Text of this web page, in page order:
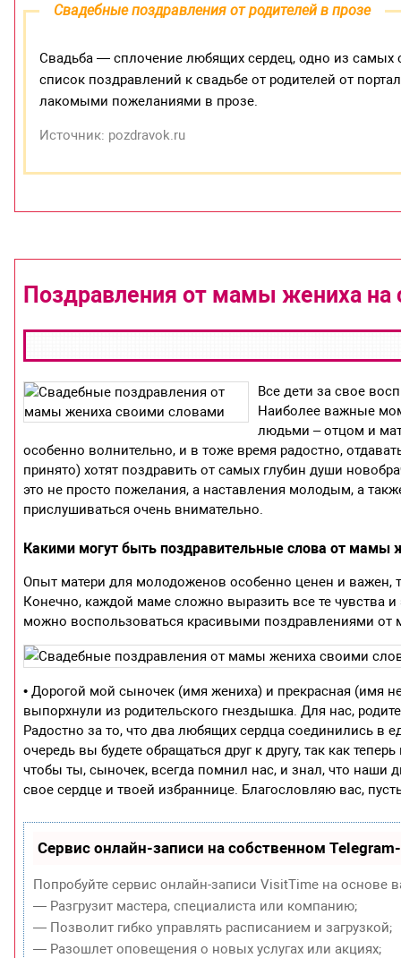
Свадебные поздравления от родителей в прозе
Свадьба — сплочение любящих сердец, одно из
список поздравлений к свадьбе от родителей от
лакомыми пожеланиями в прозе.
Источник: pozdravok.ru
Поздравления от мамы жениха на
Все дети за свое
Наиболее важные
людьми – отцом и
особенно волнительно, и в тоже время радостно,
принято) хотят поздравить от самых глубин души
это не просто пожелания, а наставления молодым, а
прислушиваться очень внимательно.
Какими могут быть поздравительные слова от мамы
Опыт матери для молодоженов особенно ценен и
Конечно, каждой маме сложно выразить все те чувства
можно воспользоваться красивыми поздравлениями
• Дорогой мой сыночек (имя жениха) и прекрасная (имя
выпорхнули из родительского гнездышка. Для нас,
Радостно за то, что два любящих сердца соединились в
очередь вы будете обращаться друг к другу, так как
чтобы ты, сыночек, всегда помнил нас, и знал, что наши
свое сердце и твоей избраннице. Благословляю вас,
Сервис онлайн-записи на собственном
Попробуйте сервис онлайн-записи VisitTime на основе
— Разгрузит мастера, специалиста или компанию;
— Позволит гибко управлять расписанием и загрузкой;
— Разошлет оповещения о новых услугах или акциях;